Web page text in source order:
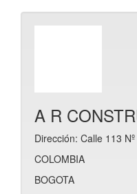
A R
Dirección: Calle 113
COLOMBIA
BOGOTA